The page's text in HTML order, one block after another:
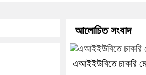
আলোচিত সংবাদ
এআইইউবিতে চাকরি